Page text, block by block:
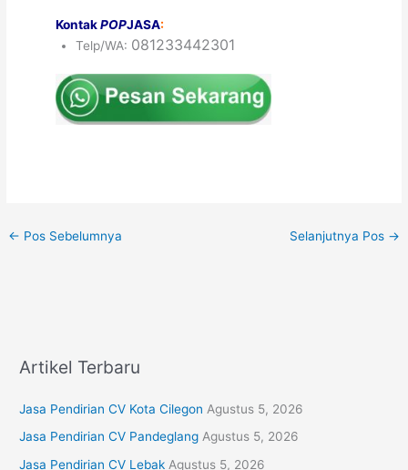
KontakPOPJASA:
Telp/WA: 081233442301
← Pos Sebelumnya Selanjutnya Pos →
Artikel Terbaru
Jasa Pendirian CV Kota Cilegon Agustus 5, 2026
Jasa Pendirian CV Pandeglang Agustus 5, 2026
Jasa Pendirian CV Lebak Agustus 5, 2026